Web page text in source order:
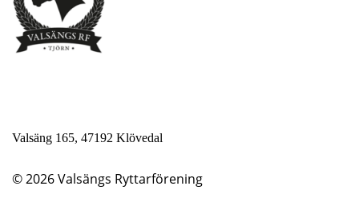
Valsäng 165, 47192 Klövedal
© 2026Valsängs Ryttarförening